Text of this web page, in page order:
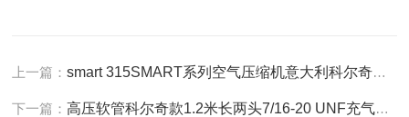
上一篇：smart 315SMART系列空气压缩机意大利科尔奇充气泵
下一篇：高压软管科尔奇款1.2米长两头7/16-20 UNF充气瓶软管